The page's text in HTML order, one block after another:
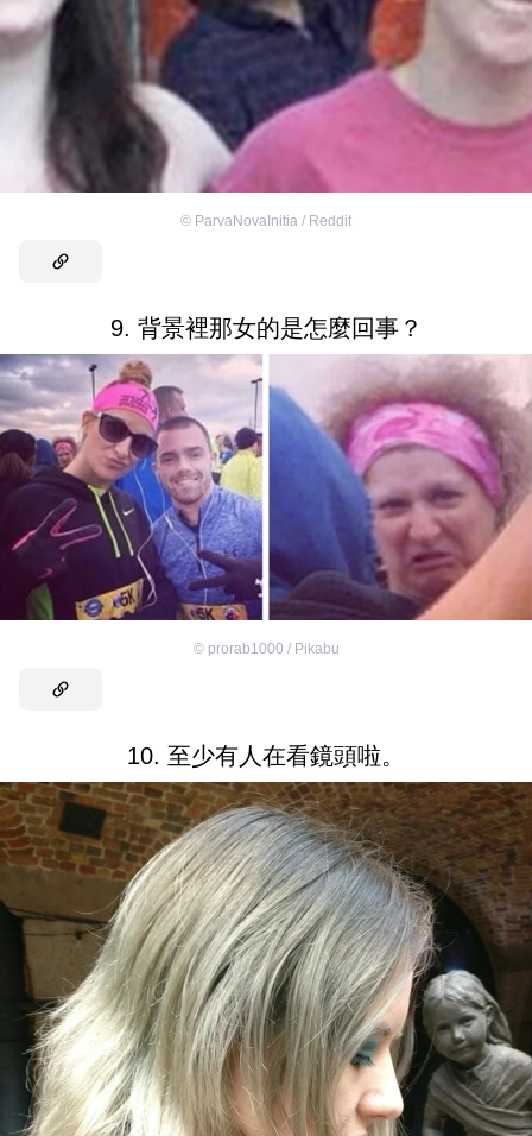
© ParvaNovaInitia / Reddit
9. 背景裡那女的是怎麼回事？
© prorab1000 / Pikabu
10. 至少有人在看鏡頭啦。